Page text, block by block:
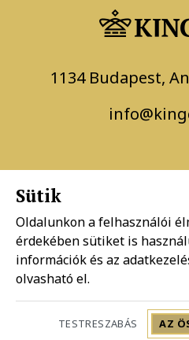
1134 Budapest,
Adatkezelési
Sütik
Oldalunkon a felhasználói
érdekében sütiket is
információk és az
olvasható el.
TESTRESZABÁS AZ